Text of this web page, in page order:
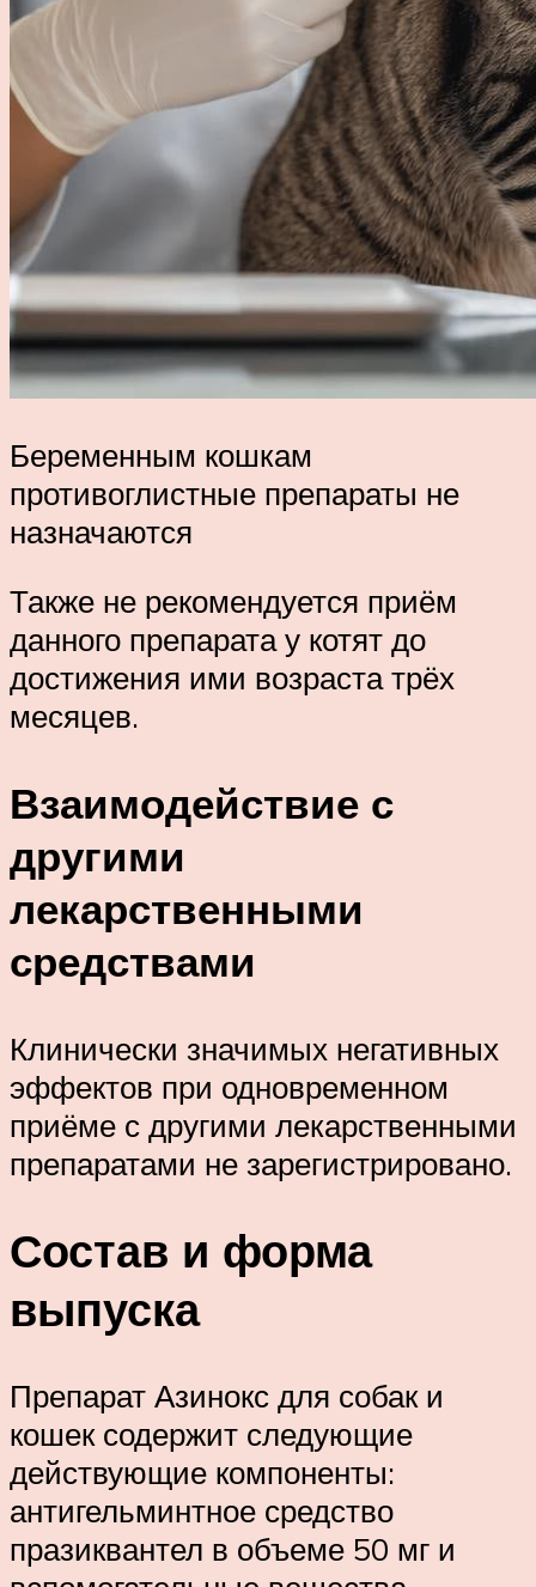
Беременным кошкам
противоглистные препараты не
назначаются
Также не рекомендуется приём
данного препарата у котят до
достижения ими возраста трёх
месяцев.
Взаимодействие с
другими
лекарственными
средствами
Клинически значимых негативных
эффектов при одновременном
приёме с другими лекарственными
препаратами не зарегистрировано.
Состав и форма
выпуска
Препарат Азинокс для собак и
кошек содержит следующие
действующие компоненты:
антигельминтное средство
празиквантел в объеме 50 мг и